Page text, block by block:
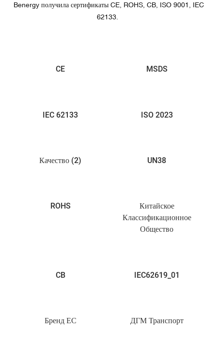
Benergy получила сертификаты CE, ROHS, CB, ISO 9001, IEC
62133.
CE MSDS
IEC 62133 ISO 2023
Качество (2) UN38
ROHS
Китайское
Классификационное
Общество
CB IEC62619_01
Бренд ЕС ДГМ Транспорт